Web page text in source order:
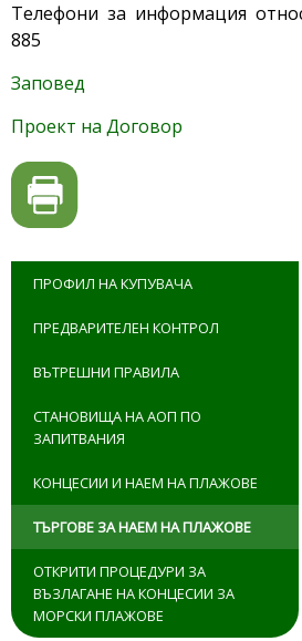
Телефони за информация
885
Заповед
Проект на Договор
ПРОФИЛ НА КУПУВАЧА
ПРЕДВАРИТЕЛЕН КОНТРОЛ
ВЪТРЕШНИ ПРАВИЛА
СТАНОВИЩА НА АОП ПО
ЗАПИТВАНИЯ
КОНЦЕСИИ И НАЕМ НА ПЛАЖОВЕ
ТЪРГОВЕ ЗА НАЕМ НА ПЛАЖОВЕ
ОТКРИТИ ПРОЦЕДУРИ ЗА
ВЪЗЛАГАНЕ НА КОНЦЕСИИ ЗА
МОРСКИ ПЛАЖОВЕ